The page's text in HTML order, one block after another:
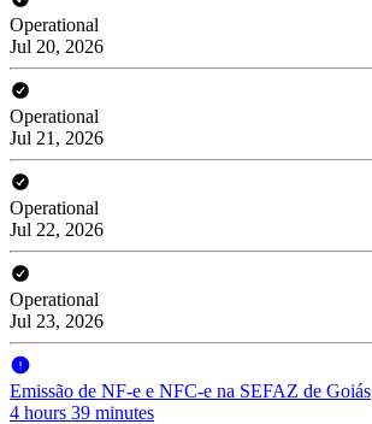
Operational
Jul 20, 2026
Operational
Jul 21, 2026
Operational
Jul 22, 2026
Operational
Jul 23, 2026
Emissão de NF-e e NFC-e na SEFAZ de Goiás
4 hours 39 minutes